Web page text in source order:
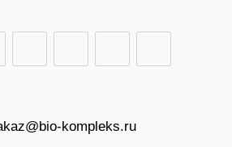
kompleks.ru